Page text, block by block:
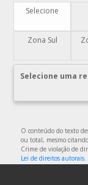
COMPRAR
DISTRIBUIDOR
DISTRIBUIDORA
EMBALAGEM
EMBALAGEM DE
EMBALAGEM DE
Selecione
Zona Sul
Selecione uma
O conteúdo do texto
ou total, mesmo
Crime de violação de
Lei de direitos autorais.